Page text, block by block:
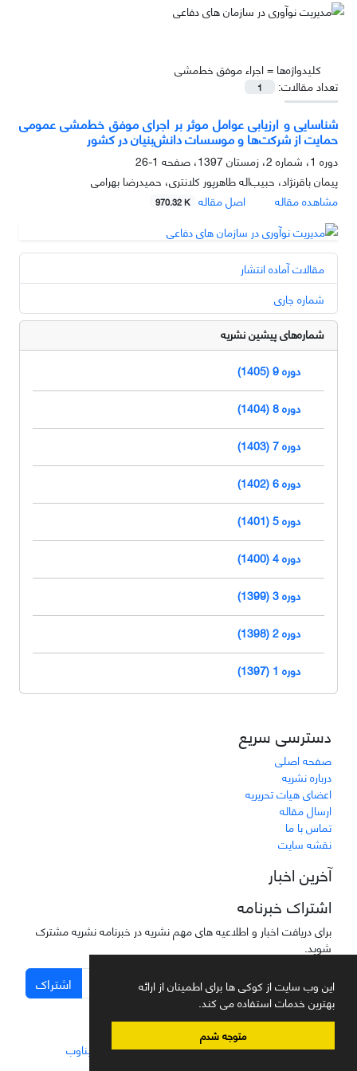
این وب سایت از کوکی ها برای اطمینان از ارائه
بهترین خدمات استفاده می کند.
متوجه شدم
کلیدواژه‌ها =اجراء موفق خط‌مشی
تعداد مقالات:
1
شناسایی و ارزیابی عوامل موثر بر اجرای موفق خط‌مشی عمومی
حمایت از شرکت‌ها و موسسات دانش‌بنیان در کشور
دوره 1، شماره 2، زمستان 1397، صفحه
1-26
پیمان باقرنژاد، حبیب‌اله طاهرپور کلانتری، حمیدرضا بهرامی
مشاهده مقاله
اصل مقاله 970.32 K
مقالات آماده انتشار
شماره جاری
شماره‌های پیشین نشریه
دوره 9 (1405)
دوره 8 (1404)
دوره 7 (1403)
دوره 6 (1402)
دوره 5 (1401)
دوره 4 (1400)
دوره 3 (1399)
دوره 2 (1398)
دوره 1 (1397)
دسترسی سریع
صفحه اصلی
درباره نشریه
اعضای هیات تحریریه
ارسال مقاله
تماس با ما
نقشه سایت
آخرین اخبار
اشتراک خبرنامه
برای دریافت اخبار و اطلاعیه های مهم نشریه در خبرنامه نشریه مشترک
شوید.
اشتراک
سامانه مدیریت نشریات علمی.طراحی و پیاده سازی از سیناوب